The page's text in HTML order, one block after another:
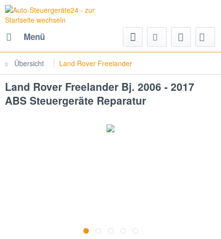
Menü
Übersicht Land Rover Freelander
Land Rover Freelander Bj. 2006 - 2017
ABS Steuergeräte Reparatur